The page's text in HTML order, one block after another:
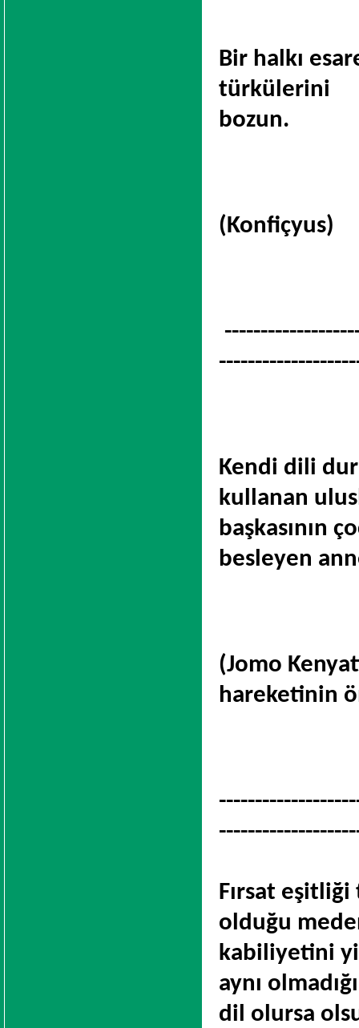
Bir halkı
türkülerini
bozun.
(Konfiçyus)
Kendi dili
kullanan
başkasının
besleyen
(Jomo
hareketinin
Fırsat
olduğu
kabiliyetini
aynı
dil olursa